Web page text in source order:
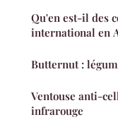
Qu'en est-il des
international en
Butternut :
Ventouse anti-
infrarouge